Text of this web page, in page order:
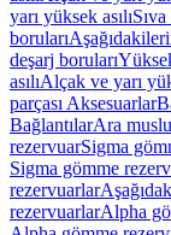
yarı yüksek asılı
boruları
deşarj boruları
asılıAlçak ve yarı
parçası Aksesuarlar
BağlantılarAra
rezervuarSigma
Sigma gömme
rezervuarlar
rezervuarlarAlpha